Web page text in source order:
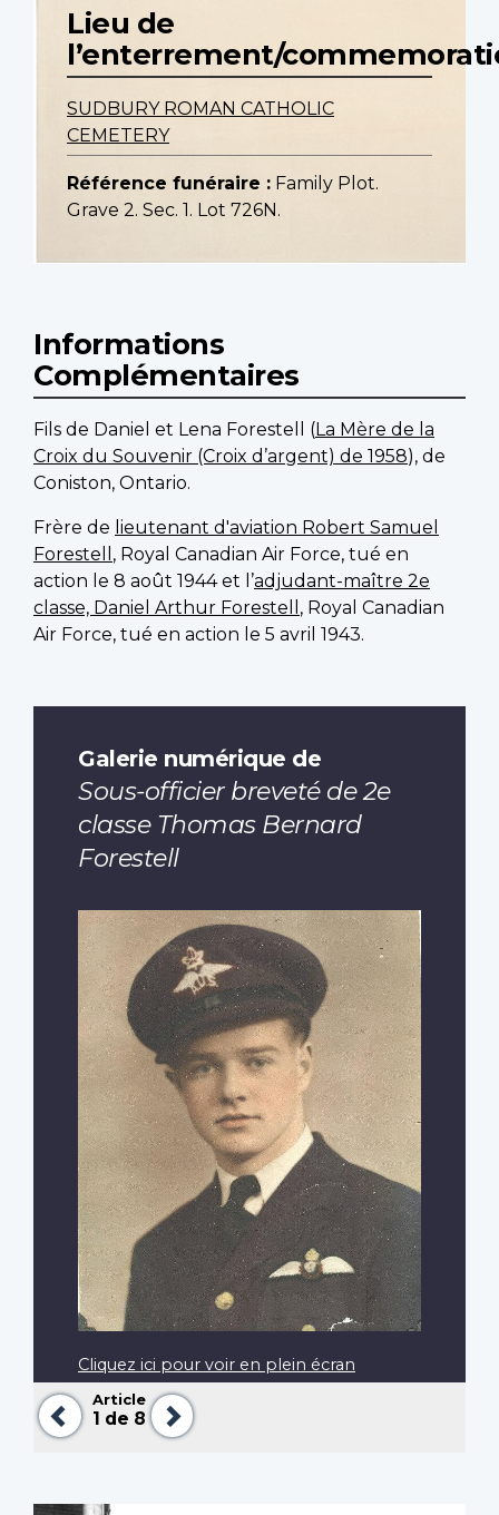
Lieu de
l’enterrement/
SUDBURY ROMAN CATHOLIC
CEMETERY
Référence funéraire : Family Plot.
Grave 2. Sec. 1. Lot 726N.
Informations
Complémentaires
Fils de Daniel et Lena Forestell (La Mère de la
Croix du Souvenir (Croix d’argent) de 1958), de
Coniston, Ontario.
Frère de lieutenant d'aviation Robert Samuel
Forestell , Royal Canadian Air Force, tué en
action le 8 août 1944 et l’adjudant-maître 2e
classe, Daniel Arthur Forestell , Royal Canadian
Air Force, tué en action le 5 avril 1943.
Précédent
Article
1 de 8
Suivant
Galerie numérique de
Sous-officier breveté de 2e
classe Thomas Bernard
Forestell
Cliquez ici pour voir en plein écran